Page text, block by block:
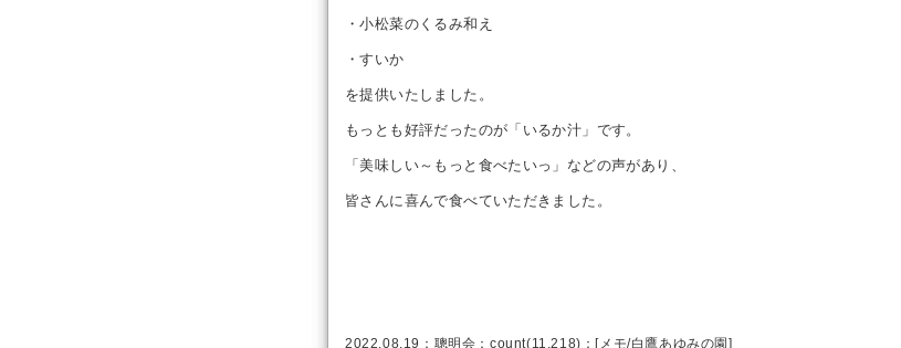
・小松菜のくるみ和え
・すいか
を提供いたしました。
もっとも好評だったのが「いるか汁」です。
「美味しい～もっと食べたいっ」などの声があり、
皆さんに喜んで食べていただきました。
2022.08.19： 聰明会 ：count(11,218)：[メモ/白鷹あゆみの園]